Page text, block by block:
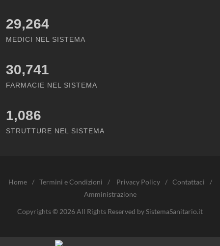
29,264
MEDICI NEL SISTEMA
30,741
FARMACIE NEL SISTEMA
1,086
STRUTTURE NEL SISTEMA
Home / Termini e Condizioni / Privacy Policy / Contattaci
/
Amministrazione
Copyrights © 2026 All Rights Reserved by SistemaSanitario.it